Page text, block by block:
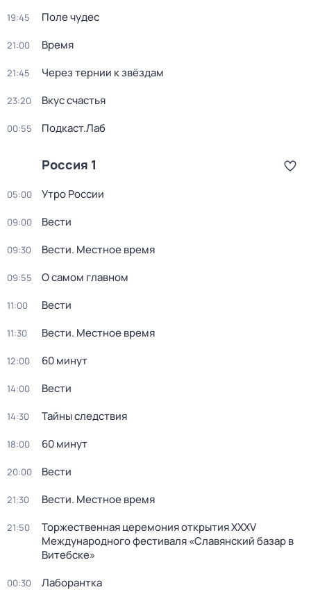
19:45 Поле чудес
21:00 Время
21:45 Через тернии к звёздам
23:20 Вкус счастья
00:55 Подкаст.Лаб
Россия 1
05:00 Утро России
09:00 Вести
09:30 Вести. Местное время
09:55 О самом главном
11:00 Вести
11:30 Вести. Местное время
12:00 60 минут
14:00 Вести
14:30 Тайны следствия
18:00 60 минут
20:00 Вести
21:30 Вести. Местное время
21:50
Торжественная церемония открытия XXXV
Международного фестиваля «Славянский базар в
Витебске»
00:30 Лаборантка